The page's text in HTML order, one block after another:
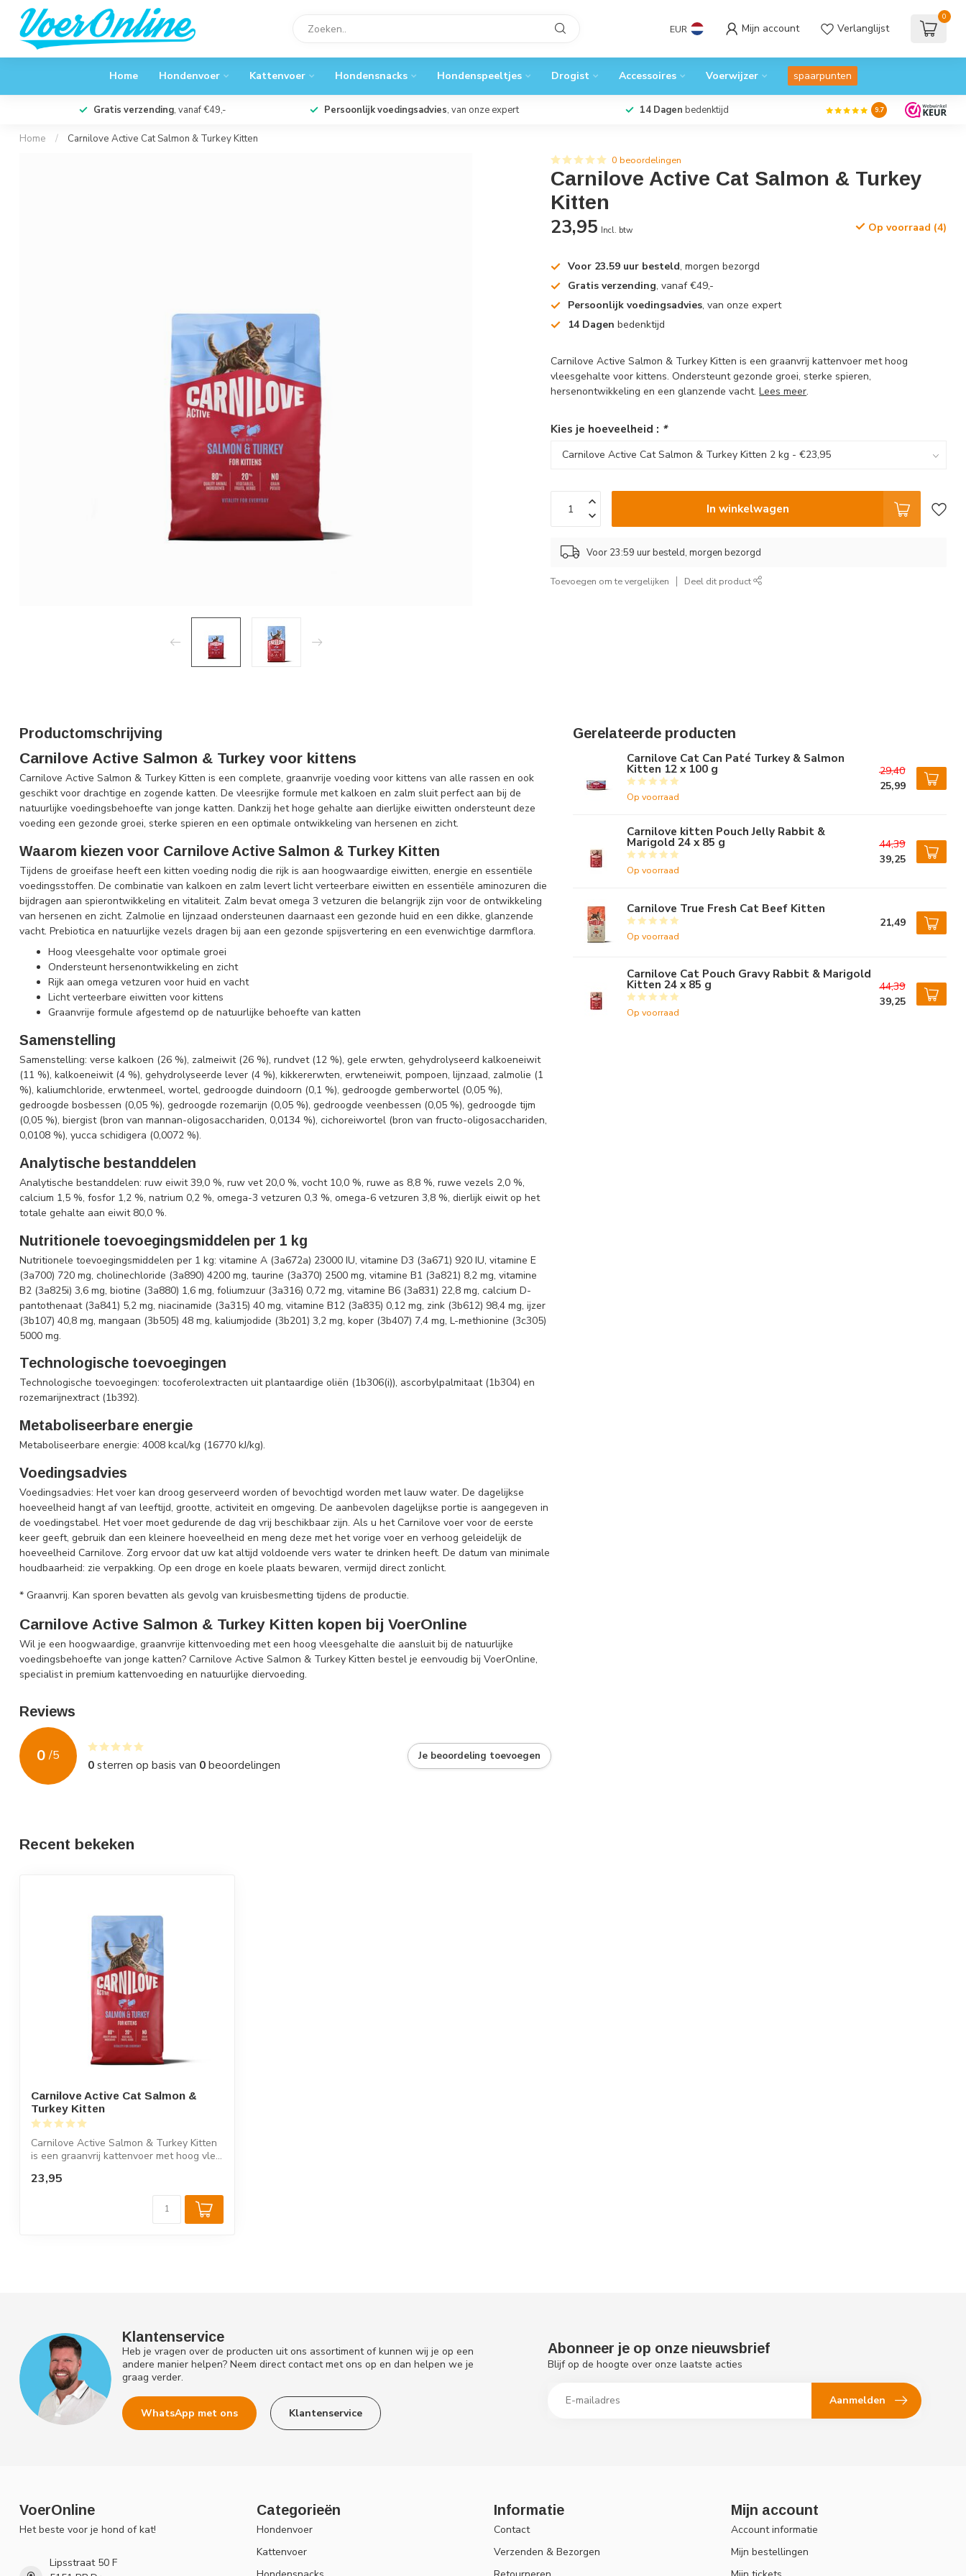
EUR Mijn account Verlanglijst
0
Home Hondenvoer Kattenvoer Hondensnacks Hondenspeeltjes Drogist Accessoires Voerwijzer spaarpunten
Gratis verzending, vanaf €49,- Persoonlijk voedingsadvies, van onze expert 14 Dagen bedenktijd 9.7
Home / Carnilove Active Cat Salmon & Turkey Kitten
0 beoordelingen
Carnilove Active Cat Salmon & Turkey
Kitten
23,95 Incl. btw Op voorraad (4)
Voor 23.59 uur besteld, morgen bezorgd
Gratis verzending, vanaf €49,-
Persoonlijk voedingsadvies, van onze expert
14 Dagen bedenktijd
Carnilove Active Salmon & Turkey Kitten is een graanvrij kattenvoer met hoog
vleesgehalte voor kittens. Ondersteunt gezonde groei, sterke spieren,
hersenontwikkeling en een glanzende vacht.Lees meer.
Kies je hoeveelheid : *
In winkelwagen
Voor 23:59 uur besteld, morgen bezorgd
Toevoegen om te vergelijken Deel dit product
Productomschrijving
Carnilove Active Salmon & Turkey voor kittens
Carnilove Active Salmon & Turkey Kitten is een complete, graanvrije voeding voor kittens van alle rassen en ook
geschikt voor drachtige en zogende katten. De vleesrijke formule met kalkoen en zalm sluit perfect aan bij de
natuurlijke voedingsbehoefte van jonge katten. Dankzij het hoge gehalte aan dierlijke eiwitten ondersteunt deze
voeding een gezonde groei, sterke spieren en een optimale ontwikkeling van hersenen en zicht.
Waarom kiezen voor Carnilove Active Salmon & Turkey Kitten
Tijdens de groeifase heeft een kitten voeding nodig die rijk is aan hoogwaardige eiwitten, energie en essentiële
voedingsstoffen. De combinatie van kalkoen en zalm levert licht verteerbare eiwitten en essentiële aminozuren die
bijdragen aan spierontwikkeling en vitaliteit. Zalm bevat omega 3 vetzuren die belangrijk zijn voor de ontwikkeling
van hersenen en zicht. Zalmolie en lijnzaad ondersteunen daarnaast een gezonde huid en een dikke, glanzende
vacht. Prebiotica en natuurlijke vezels dragen bij aan een gezonde spijsvertering en een evenwichtige darmflora.
Hoog vleesgehalte voor optimale groei
Ondersteunt hersenontwikkeling en zicht
Rijk aan omega vetzuren voor huid en vacht
Licht verteerbare eiwitten voor kittens
Graanvrije formule afgestemd op de natuurlijke behoefte van katten
Samenstelling
Samenstelling: verse kalkoen (26 %), zalmeiwit (26 %), rundvet (12 %), gele erwten, gehydrolyseerd kalkoeneiwit
(11 %), kalkoeneiwit (4 %), gehydrolyseerde lever (4 %), kikkererwten, erwteneiwit, pompoen, lijnzaad, zalmolie (1
%), kaliumchloride, erwtenmeel, wortel, gedroogde duindoorn (0,1 %), gedroogde gemberwortel (0,05 %),
gedroogde bosbessen (0,05 %), gedroogde rozemarijn (0,05 %), gedroogde veenbessen (0,05 %), gedroogde tijm
(0,05 %), biergist (bron van mannan-oligosacchariden, 0,0134 %), cichoreiwortel (bron van fructo-oligosacchariden,
0,0108 %), yucca schidigera (0,0072 %).
Analytische bestanddelen
Analytische bestanddelen: ruw eiwit 39,0 %, ruw vet 20,0 %, vocht 10,0 %, ruwe as 8,8 %, ruwe vezels 2,0 %,
calcium 1,5 %, fosfor 1,2 %, natrium 0,2 %, omega-3 vetzuren 0,3 %, omega-6 vetzuren 3,8 %, dierlijk eiwit op het
totale gehalte aan eiwit 80,0 %.
Nutritionele toevoegingsmiddelen per 1 kg
Nutritionele toevoegingsmiddelen per 1 kg: vitamine A (3a672a) 23000 IU, vitamine D3 (3a671) 920 IU, vitamine E
(3a700) 720 mg, cholinechloride (3a890) 4200 mg, taurine (3a370) 2500 mg, vitamine B1 (3a821) 8,2 mg, vitamine
B2 (3a825i) 3,6 mg, biotine (3a880) 1,6 mg, foliumzuur (3a316) 0,72 mg, vitamine B6 (3a831) 22,8 mg, calcium D-
pantothenaat (3a841) 5,2 mg, niacinamide (3a315) 40 mg, vitamine B12 (3a835) 0,12 mg, zink (3b612) 98,4 mg, ijzer
(3b107) 40,8 mg, mangaan (3b505) 48 mg, kaliumjodide (3b201) 3,2 mg, koper (3b407) 7,4 mg, L-methionine (3c305)
5000 mg.
Technologische toevoegingen
Technologische toevoegingen: tocoferolextracten uit plantaardige oliën (1b306(i)), ascorbylpalmitaat (1b304) en
rozemarijnextract (1b392).
Metaboliseerbare energie
Metaboliseerbare energie: 4008 kcal/kg (16770 kJ/kg).
Voedingsadvies
Voedingsadvies: Het voer kan droog geserveerd worden of bevochtigd worden met lauw water. De dagelijkse
hoeveelheid hangt af van leeftijd, grootte, activiteit en omgeving. De aanbevolen dagelijkse portie is aangegeven in
de voedingstabel. Het voer moet gedurende de dag vrij beschikbaar zijn. Als u het Carnilove voer voor de eerste
keer geeft, gebruik dan een kleinere hoeveelheid en meng deze met het vorige voer en verhoog geleidelijk de
hoeveelheid Carnilove. Zorg ervoor dat uw kat altijd voldoende vers water te drinken heeft. De datum van minimale
houdbaarheid: zie verpakking. Op een droge en koele plaats bewaren, vermijd direct zonlicht.
* Graanvrij. Kan sporen bevatten als gevolg van kruisbesmetting tijdens de productie.
Carnilove Active Salmon & Turkey Kitten kopen bij VoerOnline
Wil je een hoogwaardige, graanvrije kittenvoeding met een hoog vleesgehalte die aansluit bij de natuurlijke
voedingsbehoefte van jonge katten? Carnilove Active Salmon & Turkey Kitten bestel je eenvoudig bij VoerOnline,
specialist in premium kattenvoeding en natuurlijke diervoeding.
Reviews
0 /5
0sterren op basis van 0beoordelingen
Je beoordeling toevoegen
Gerelateerde producten
Carnilove Cat Can Paté Turkey & Salmon
Kitten 12 x 100 g
Op voorraad
29,40
25,99
Carnilove kitten Pouch Jelly Rabbit &
Marigold 24 x 85 g
Op voorraad
44,39
39,25
Carnilove True Fresh Cat Beef Kitten
Op voorraad
21,49
Carnilove Cat Pouch Gravy Rabbit & Marigold
Kitten 24 x 85 g
Op voorraad
44,39
39,25
Recent bekeken
Carnilove Active Cat Salmon &
Turkey Kitten
Carnilove Active Salmon & Turkey Kitten
is een graanvrij kattenvoer met hoog vle...
23,95
Klantenservice
Heb je vragen over de producten uit ons assortiment of kunnen wij je op een
andere manier helpen? Neem direct contact met ons op en dan helpen we je
graag verder.
WhatsApp met ons Klantenservice
Abonneer je op onze nieuwsbrief
Blijf op de hoogte over onze laatste acties
Aanmelden
VoerOnline
Het beste voor je hond of kat!
Lipsstraat 50 F
Categorieën
Hondenvoer
Kattenvoer
Informatie
Contact
Verzenden & Bezorgen
Mijn account
Account informatie
Mijn bestellingen